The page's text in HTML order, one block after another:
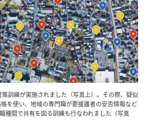
訓練が実施されました （写真上） 。その際、疑似
を使い、地域の専門職が要援護者の安否情報など
種間で共有を図る訓練も行なわれました （写真